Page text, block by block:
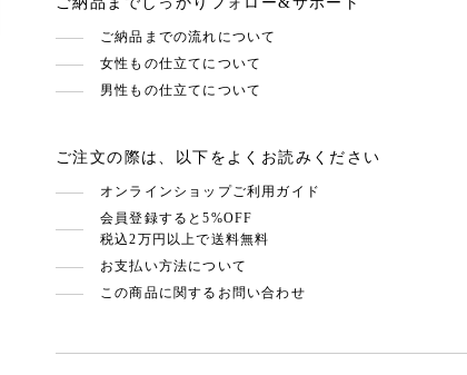
ご納品までの流れについて
女性もの仕立てについて
男性もの仕立てについて
ご注文の際は、以下をよくお読みください
オンラインショップご利用ガイド
会員登録すると5%OFF
税込2万円以上で送料無料
お支払い方法について
この商品に関するお問い合わせ